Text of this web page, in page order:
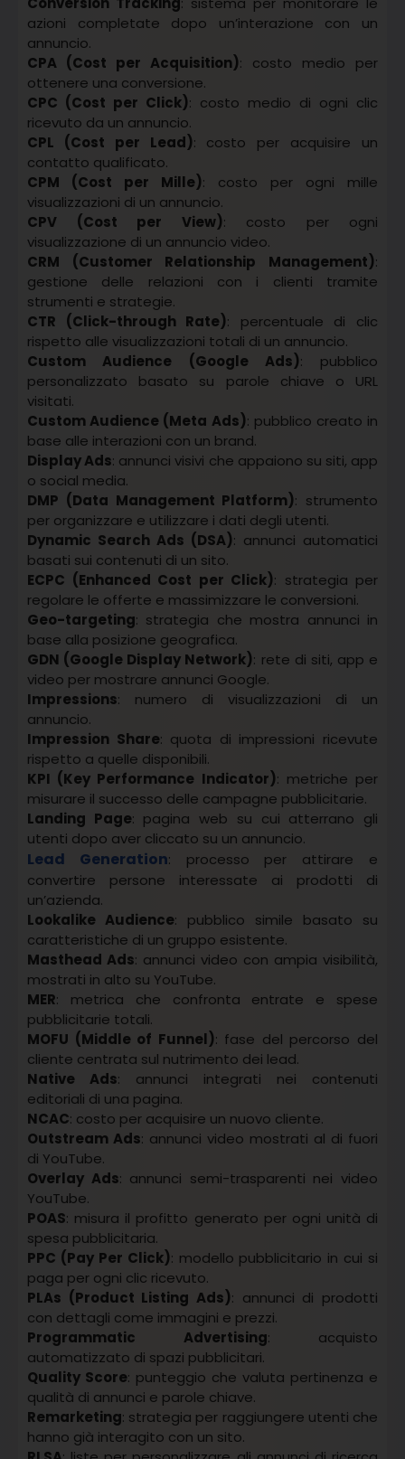
azioni completate dopo un’interazione con un
annuncio.
CPA (Cost per Acquisition): costo medio per
ottenere una conversione.
CPC (Cost per Click): costo medio di ogni clic
ricevuto da un annuncio.
CPL (Cost per Lead): costo per acquisire un
contatto qualificato.
CPM (Cost per Mille): costo per ogni mille
visualizzazioni di un annuncio.
CPV (Cost per View): costo per ogni
visualizzazione di un annuncio video.
CRM (Customer Relationship Management):
gestione delle relazioni con i clienti tramite
strumenti e strategie.
CTR (Click-through Rate): percentuale di clic
rispetto alle visualizzazioni totali di un annuncio.
Custom Audience (Google Ads): pubblico
personalizzato basato su parole chiave o URL
visitati.
Custom Audience (Meta Ads): pubblico creato in
base alle interazioni con un brand.
Display Ads: annunci visivi che appaiono su siti, app
o social media.
DMP (Data Management Platform): strumento
per organizzare e utilizzare i dati degli utenti.
Dynamic Search Ads (DSA): annunci automatici
basati sui contenuti di un sito.
ECPC (Enhanced Cost per Click): strategia per
regolare le offerte e massimizzare le conversioni.
Geo-targeting: strategia che mostra annunci in
base alla posizione geografica.
GDN (Google Display Network): rete di siti, app e
video per mostrare annunci Google.
Impressions: numero di visualizzazioni di un
annuncio.
Impression Share: quota di impressioni ricevute
rispetto a quelle disponibili.
KPI (Key Performance Indicator): metriche per
misurare il successo delle campagne pubblicitarie.
Landing Page: pagina web su cui atterrano gli
utenti dopo aver cliccato su un annuncio.
Lead Generation: processo per attirare e
convertire persone interessate ai prodotti di
un’azienda.
Lookalike Audience: pubblico simile basato su
caratteristiche di un gruppo esistente.
Masthead Ads: annunci video con ampia visibilità,
mostrati in alto su YouTube.
MER: metrica che confronta entrate e spese
pubblicitarie totali.
MOFU (Middle of Funnel): fase del percorso del
cliente centrata sul nutrimento dei lead.
Native Ads: annunci integrati nei contenuti
editoriali di una pagina.
NCAC: costo per acquisire un nuovo cliente.
Outstream Ads: annunci video mostrati al di fuori
di YouTube.
Overlay Ads: annunci semi-trasparenti nei video
YouTube.
POAS: misura il profitto generato per ogni unità di
spesa pubblicitaria.
PPC (Pay Per Click): modello pubblicitario in cui si
paga per ogni clic ricevuto.
PLAs (Product Listing Ads): annunci di prodotti
con dettagli come immagini e prezzi.
Programmatic Advertising: acquisto
automatizzato di spazi pubblicitari.
Quality Score: punteggio che valuta pertinenza e
qualità di annunci e parole chiave.
Remarketing: strategia per raggiungere utenti che
hanno già interagito con un sito.